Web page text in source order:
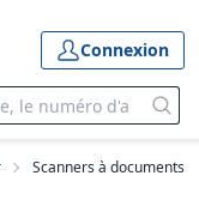
Connexion
Scanners à documents